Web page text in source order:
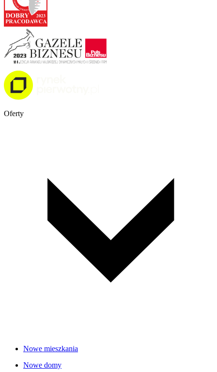
Oferty
Nowe mieszkania
Nowe domy